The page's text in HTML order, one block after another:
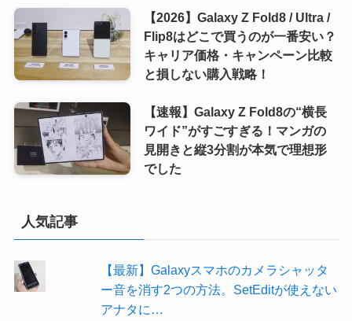
【2026】Galaxy Z Fold8 / Ultra /
Flip8はどこで買うのが一番安い？
キャリア価格・キャンペーン比較
と損しない購入戦略！
【速報】Galaxy Z Fold8の“横長
ワイド”がすごすぎる！マンガの
見開きと縦3分割が本気で理想形
でした
人気記事
【最新】Galaxyスマホのカメラシャッタ
ー音を消す2つの方法。SetEditが使えない
アナタに…